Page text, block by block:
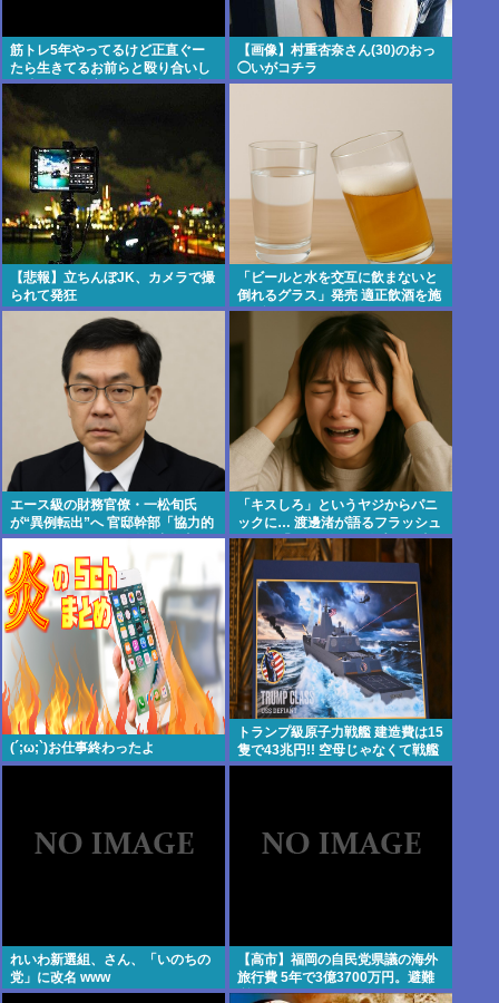
筋トレ5年やってるけど正直ぐー
たら生きてるお前らと殴り合いし
て勝てるかと言われるとだいぶ怪
しい
【画像】村重杏奈さん(30)のおっ
◯いがコチラ
【悲報】立ちんぼJK、カメラで撮
られて発狂
「ビールと水を交互に飲まないと
倒れるグラス」発売 適正飲酒を施
す #酒
エース級の財務官僚・一松旬氏
が“異例転出”へ 官邸幹部「協力的
でなかったから」 #総務省人事 |
財務省には失われた30年の責任と
って欲しい
「キスしろ」というヤジからパニ
ックに… 渡邊渚が語るフラッシュ
バック「1人の人間の人生に、当
たり前の生活を奪った人が全て悪
い」 | 楽しんごが出てきた瞬間か
らこの表情で
(´;ω;`)お仕事終わったよ
トランプ級原子力戦艦 建造費は15
隻で43兆円!! 空母じゃなくて戦艦
なんか?
れいわ新選組、さん、「いのちの
党」に改名 www
【高市】福岡の自民党県議の海外
旅行費 5年で3億3700万円。避難
所で使えるテント 1個2万円。